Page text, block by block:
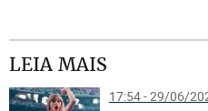
LEIA MAIS
17:54 - 29/06/